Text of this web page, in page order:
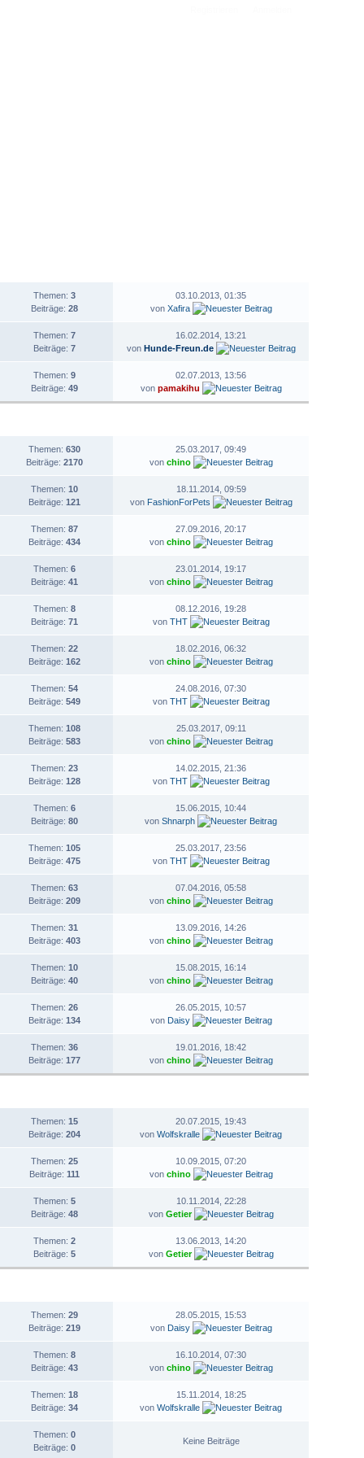
Themen: 3
Beiträge: 28
03.10.2013, 01:35
von Xafira
Themen: 7
Beiträge: 7
16.02.2014, 13:21
von Hunde-Freun.de
Themen: 9
Beiträge: 49
02.07.2013, 13:56
von pamakihu
Themen: 630
Beiträge: 2170
25.03.2017, 09:49
von chino
Themen: 10
Beiträge: 121
18.11.2014, 09:59
von FashionForPets
Themen: 87
Beiträge: 434
27.09.2016, 20:17
von chino
Themen: 6
Beiträge: 41
23.01.2014, 19:17
von chino
Themen: 8
Beiträge: 71
08.12.2016, 19:28
von THT
Themen: 22
Beiträge: 162
18.02.2016, 06:32
von chino
Themen: 54
Beiträge: 549
24.08.2016, 07:30
von THT
Themen: 108
Beiträge: 583
25.03.2017, 09:11
von chino
Themen: 23
Beiträge: 128
14.02.2015, 21:36
von THT
Themen: 6
Beiträge: 80
15.06.2015, 10:44
vonShnarph
Themen: 105
Beiträge: 475
25.03.2017, 23:56
von THT
Themen: 63
Beiträge: 209
07.04.2016, 05:58
von chino
Themen: 31
Beiträge: 403
13.09.2016, 14:26
von chino
Themen: 10
Beiträge: 40
15.08.2015, 16:14
von chino
Themen: 26
Beiträge: 134
26.05.2015, 10:57
von Daisy
Themen: 36
Beiträge: 177
19.01.2016, 18:42
von chino
Themen: 15
Beiträge: 204
20.07.2015, 19:43
vonWolfskralle
Themen: 25
Beiträge: 111
10.09.2015, 07:20
von chino
Themen: 5
Beiträge: 48
10.11.2014, 22:28
von Getier
Themen: 2
Beiträge: 5
13.06.2013, 14:20
von Getier
Themen: 29
Beiträge: 219
28.05.2015, 15:53
von Daisy
Themen: 8
Beiträge: 43
16.10.2014, 07:30
von chino
Themen: 18
Beiträge: 34
15.11.2014, 18:25
vonWolfskralle
Themen: 0
Beiträge: 0
Keine Beiträge